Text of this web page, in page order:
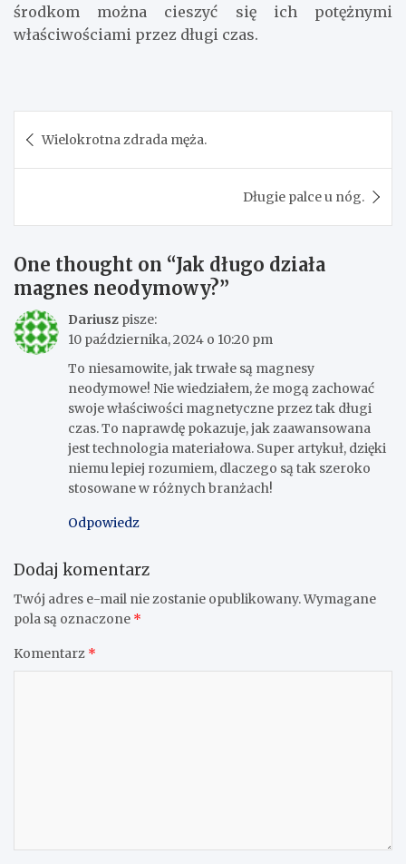
środkom można cieszyć się ich potężnymi
właściwościami przez długi czas.
wpisu
Wielokrotna zdrada męża.
Długie palce u nóg.
One thought on “Jak długo działa
magnes neodymowy?”
Dariusz pisze:
10 października, 2024 o 10:20 pm
To niesamowite, jak trwałe są magnesy
neodymowe! Nie wiedziałem, że mogą zachować
swoje właściwości magnetyczne przez tak długi
czas. To naprawdę pokazuje, jak zaawansowana
jest technologia materiałowa. Super artykuł, dzięki
niemu lepiej rozumiem, dlaczego są tak szeroko
stosowane w różnych branżach!
Odpowiedz
Dodaj komentarz
Twój adres e-mail nie zostanie opublikowany.Wymagane
pola są oznaczone *
Komentarz *